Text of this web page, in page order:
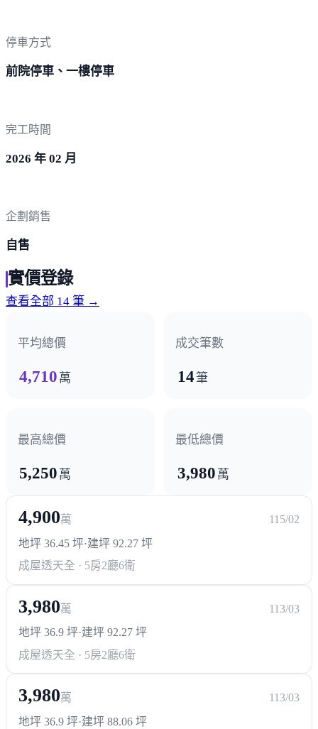
停車方式
前院停車、一樓停車
完工時間
2026 年 02 月
企劃銷售
自售
實價登錄
查看全部 14 筆 →
平均總價
4,710 萬
成交筆數
14筆
最高總價
5,250 萬
最低總價
3,980 萬
4,900萬
115/02
地坪 36.45 坪·建坪 92.27 坪
成屋透天全 · 5房2廳6衛
3,980萬
113/03
地坪 36.9 坪·建坪 92.27 坪
成屋透天全 · 5房2廳6衛
3,980萬
113/03
地坪 36.9 坪·建坪 88.06 坪